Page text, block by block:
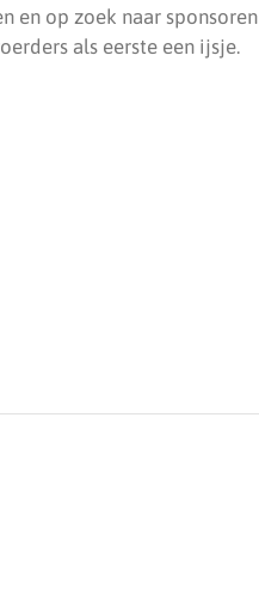
en op zoek naar sponsoren
als eerste een ijsje.